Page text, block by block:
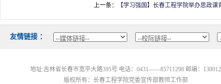
上一条： 【学习强国】长春工程学院举办思政
友情链接：
地址:吉林省长春市宽平大路395号电话：0431——85711298 邮编：130012
版权所有：长春工程学院党委宣传部教师工作部